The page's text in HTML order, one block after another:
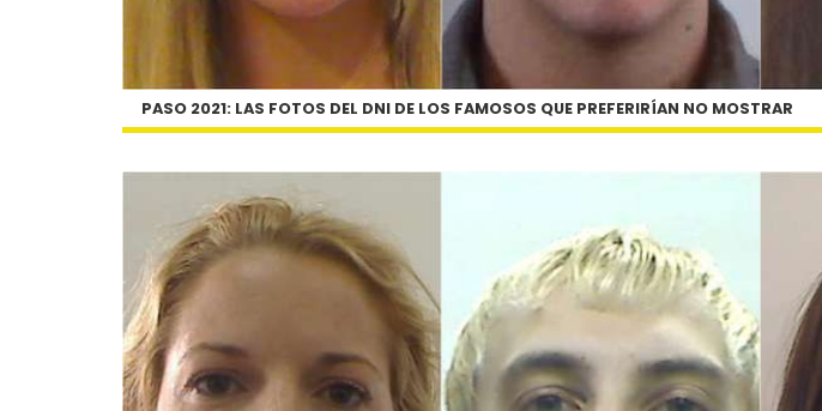
PASO 2021: LAS FOTOS DEL DNI DE LOS FAMOSOS QUE PREFERIRÍAN NO MOSTRAR